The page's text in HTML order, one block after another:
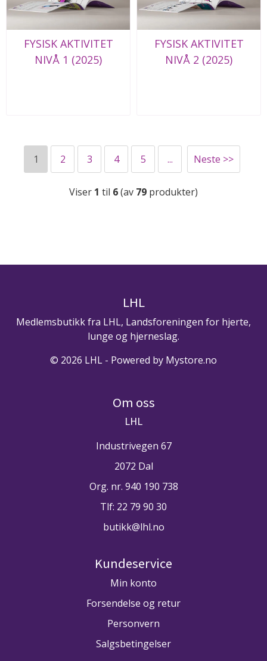
FYSISK AKTIVITET
NIVÅ 1 (2025)
FYSISK AKTIVITET
NIVÅ 2 (2025)
1 2 3 4 5 ... Neste >>
Viser 1 til 6(av 79 produkter)
LHL
Medlemsbutikk fra LHL, Landsforeningen for hjerte,
lunge og hjerneslag.
© 2026 LHL - Powered by Mystore.no
Om oss
LHL
Industrivegen 67
2072 Dal
Org. nr. 940 190 738
Tlf: 22 79 90 30
butikk@lhl.no
Kundeservice
Min konto
Forsendelse og retur
Personvern
Salgsbetingelser